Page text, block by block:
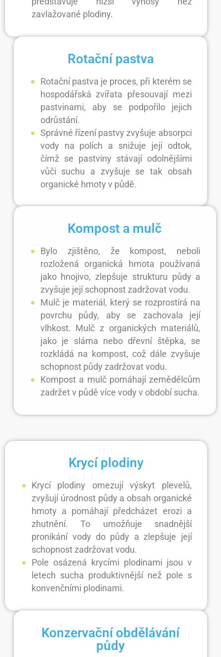
zavlažované plodiny.
Rotační pastva
Rotační pastva je proces, při kterém se
hospodářská zvířata přesouvají mezi
pastvinami, aby se podpořilo jejich
odrůstání.
Správné řízení pastvy zvyšuje absorpci
vody na polích a snižuje její odtok,
čímž se pastviny stávají odolnějšími
vůči suchu a zvyšuje se tak obsah
organické hmoty v půdě.
Kompost a mulč
Bylo zjištěno, že kompost, neboli
rozložená organická hmota používaná
jako hnojivo, zlepšuje strukturu půdy a
zvyšuje její schopnost zadržovat vodu.
Mulč je materiál, který se rozprostírá na
povrchu půdy, aby se zachovala její
vlhkost. Mulč z organických materiálů,
jako je sláma nebo dřevní štěpka, se
rozkládá na kompost, což dále zvyšuje
schopnost půdy zadržovat vodu.
Kompost a mulč pomáhají zemědělcům
zadržet v půdě více vody v období sucha.
Krycí plodiny
Krycí plodiny omezují výskyt plevelů,
zvyšují úrodnost půdy a obsah organické
hmoty a pomáhají předcházet erozi a
zhutnění. To umožňuje snadnější
pronikání vody do půdy a zlepšuje její
schopnost zadržovat vodu.
Pole osázená krycími plodinami jsou v
letech sucha produktivnější než pole s
konvenčními plodinami.
Konzervační obdělávání
půdy